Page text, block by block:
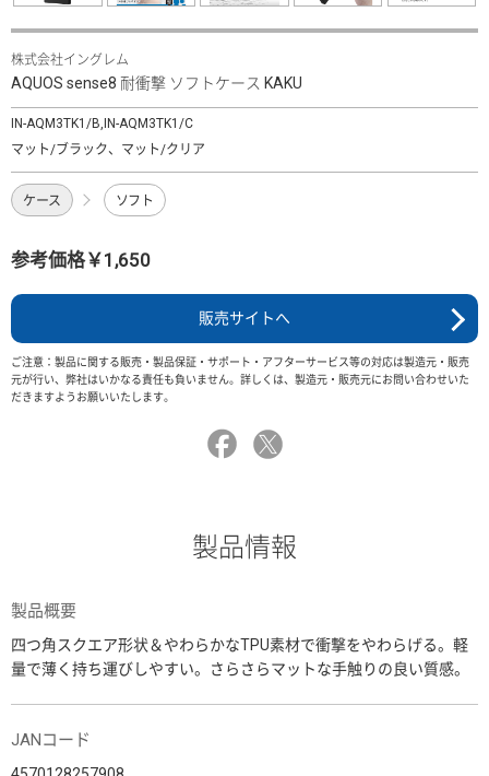
株式会社イングレム
AQUOS sense8 耐衝撃 ソフトケース KAKU
IN-AQM3TK1/B,IN-AQM3TK1/C
マット/ブラック、マット/クリア
ケース ソフト
参考価格￥1,650
販売サイトへ
ご注意：製品に関する販売・製品保証・サポート・アフターサービス等の対応は製造元・販売
元が行い、弊社はいかなる責任も負いません。詳しくは、製造元・販売元にお問い合わせいた
だきますようお願いいたします。
製品情報
製品概要
四つ角スクエア形状＆やわらかなTPU素材で衝撃をやわらげる。軽
量で薄く持ち運びしやすい。さらさらマットな手触りの良い質感。
JANコード